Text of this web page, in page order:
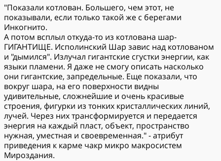
"Показали котлован. Большего, чем этот, не
показывали, если только такой же с берегами
Инкогнито.
А потом всплыл откуда-то из котлована шар-
ГИГАНТИЩЕ. Исполинский Шар завис над котлованом
и "дымился". Излучал гигантские сгустки энергии, как
языки пламени. Я даже не смогу описать насколько
они гигантские, запредельные. Еще показали, что
вокруг шара, на его поверхности видны
удивительные, сложнейшие и очень красивые
строения, фигурки из тонких кристаллических линий,
лучей. Через них трансформируется и передается
энергия на каждый пласт, объект, пространство
нужная, уместная и своевременная." - атрибут
приведения к карме чакр микро макросистем
Мироздания.